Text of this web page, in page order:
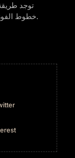
توجد
خطوط الفوز، يمكنك التحرك من خلال أربعة مستويات.